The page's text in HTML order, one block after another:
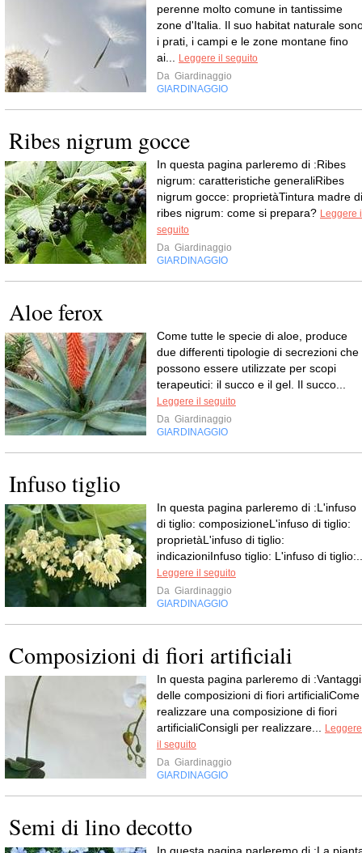
perenne molto comune in tantissime
zone d'Italia. Il suo habitat naturale
i prati, i campi e le zone montane fino
ai...
Leggere il seguito
Da Giardinaggio
GIARDINAGGIO
Ribes nigrum gocce
In questa pagina parleremo di :Ribes
nigrum: caratteristiche generaliRibes
nigrum gocce: proprietàTintura madre di
ribes nigrum: come si prepara? Leggere
seguito
Da Giardinaggio
GIARDINAGGIO
Aloe ferox
Come tutte le specie di aloe, produce
due differenti tipologie di secrezioni che
possono essere utilizzate per scopi
terapeutici: il succo e il gel. Il succo...
Leggere il seguito
Da Giardinaggio
GIARDINAGGIO
Infuso tiglio
In questa pagina parleremo di :L'infuso
di tiglio: composizioneL'infuso di tiglio:
proprietàL'infuso di tiglio:
indicazioniInfuso tiglio: L'infuso di
Leggere il seguito
Da Giardinaggio
GIARDINAGGIO
Composizioni di fiori artificiali
In questa pagina parleremo di :Vantaggi
delle composizioni di fiori artificialiCome
realizzare una composizione di fiori
artificialiConsigli per realizzare...
Leggere
il seguito
Da Giardinaggio
GIARDINAGGIO
Semi di lino decotto